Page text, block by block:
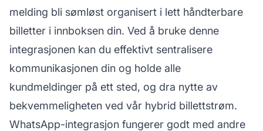
melding bli sømløst organisert i lett håndterbare
billetter i innboksen din. Ved å bruke denne
integrasjonen kan du effektivt sentralisere
kommunikasjonen din og holde alle
kundmeldinger på ett sted, og dra nytte av
bekvemmeligheten ved vår hybrid billettstrøm.
WhatsApp-integrasjon fungerer godt med andre